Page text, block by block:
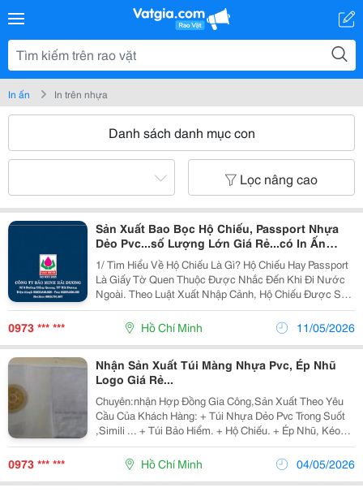
In ấn In trên nhựa
Danh sách danh mục con
Lọc nâng cao
Sản Xuất Bao Bọc Hộ Chiếu, Passport Nhựa
Dẻo Pvc...số Lượng Lớn Giá Rẻ...có In Ấn
Theo Yêu Cầu
1/ Tìm Hiểu Về Hộ Chiếu Là Gì? Hộ Chiếu Hay Passport
Là Giấy Tờ Quen Thuộc Được Nhắc Đến Khi Đi Nước
Ngoài. Theo Luật Xuất Nhập Cảnh, Hộ Chiếu Được Sử
Dụng Để Xuất Cảnh, Nhập Cảnh, Chứng Minh Quốc
Tịch Và Nhân Thân. Trong Các Giao Dịch, Thủ Tục
Hành...
0973 *** *** Hồ Chí Minh 11/05/2026
Nhận Sản Xuất Túi Màng Nhựa Pvc, Ép Nhũ
Logo Giá Rẻ...
Chuyên:nhận Hợp Đồng Gia Công,Sản Xuất Theo Yêu
Cầu Của Khách Hàng: + Túi Nhựa Dẻo Pvc Trong Suốt
,Simili ... + Túi Bảo Hiểm. + Hộ Chiếu. + Ép Nhũ, Kéo
Lụa Logo Công Ty Theo Yêu Cầu, + Làm Bìa Pasport,Bìa
Dùng Trong Các Cao Ốc Khách Sạn,Bìa Karaoke,M
0973 *** *** Hồ Chí Minh 04/05/2026